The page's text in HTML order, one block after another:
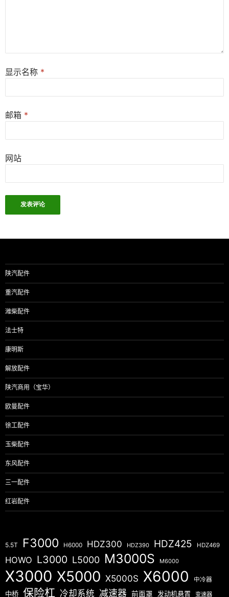
显示名称 *
邮箱 *
网站
陕汽配件
重汽配件
潍柴配件
法士特
康明斯
解放配件
陕汽商用（宝华）
欧曼配件
徐工配件
玉柴配件
东风配件
三一配件
红岩配件
5.5T F3000 H6000 HDZ300 HDZ390 HDZ425 HDZ469
HOWO L3000 L5000 M3000S M6000
X3000 X5000 X5000S X6000 中冷器
中桥 保险杠 冷却系统 减速器 前面罩 发动机悬置 变速器